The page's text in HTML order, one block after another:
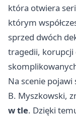
która otwiera
którym
sprzed dwóch
tragedii, korupcji
Na scenie pojawi
B. Myszkowski,
w tle. Dzięki